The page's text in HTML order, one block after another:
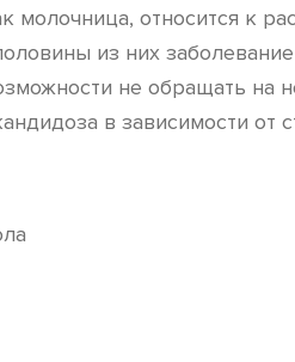
молочница, относится к
из них
не обращать на
в зависимости